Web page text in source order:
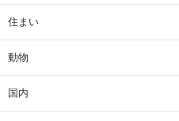
住まい
動物
国内